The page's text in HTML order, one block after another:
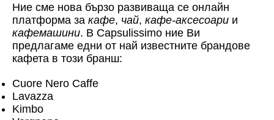
Ние сме нова бързо развиваща се онлайн
платформа за кафе, чай, кафе-аксесоари и
кафемашини. В Capsulissimo ние Ви
предлагаме едни от най известните брандове
кафета в този бранш:
Cuore Nero Caffe
Lavazza
Kimbo